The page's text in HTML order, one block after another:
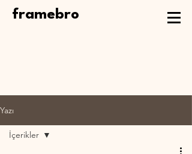
framebro
Yazı
İçerikler